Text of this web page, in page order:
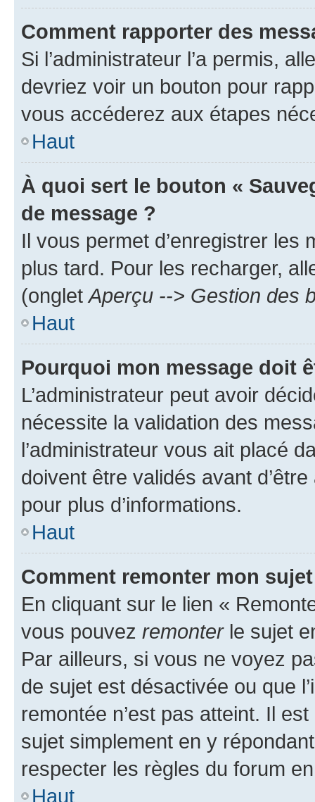
Comment rapporter des
Si l’administrateur l’a permis,
devriez voir un bouton pour
vous accéderez aux étapes
Haut
À quoi sert le bouton «
de message ?
Il vous permet d’enregistrer
plus tard. Pour les recharger,
(onglet Aperçu --> Gestion des
Haut
Pourquoi mon message doit
L’administrateur peut avoir
nécessite la validation des
l’administrateur vous ait placé
doivent être validés avant
pour plus d’informations.
Haut
Comment remonter mon
En cliquant sur le lien «
vous pouvez remonterle sujet
Par ailleurs, si vous ne voyez
de sujet est désactivée ou que
remontée n’est pas atteint. Il
sujet simplement en y
respecter les règles du forum
Haut